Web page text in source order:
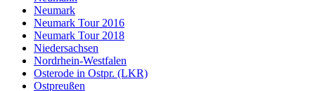
Neumark
Neumark Tour 2016
Neumark Tour 2018
Niedersachsen
Nordrhein-Westfalen
Osterode in Ostpr. (LKR)
Ostpreußen